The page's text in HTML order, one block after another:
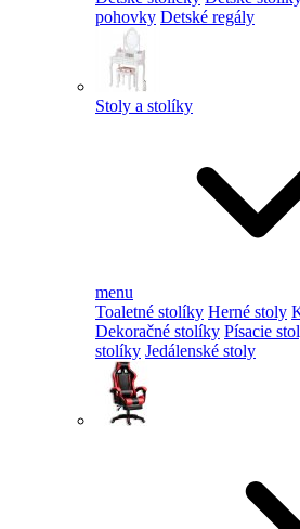
pohovky Detské regály
Stoly a stolíky
menu
Toaletné stolíky Herné stoly
Dekoračné stolíky Písacie
stolíky Jedálenské stoly